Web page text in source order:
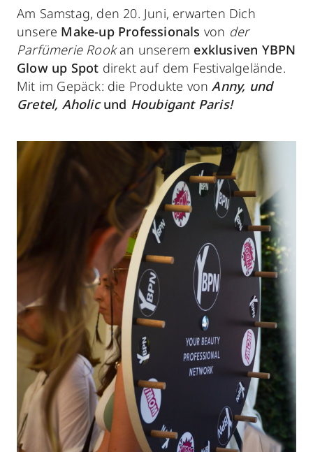
Am Samstag, den 20. Juni, erwarten Dich
unsere Make-up Professionals von der
Parfümerie Rookan unserem exklusiven YBPN
Glow up Spot direkt auf dem Festivalgelände.
Mit im Gepäck: die Produkte von Anny, und
Gretel, Aholicund Houbigant Paris!